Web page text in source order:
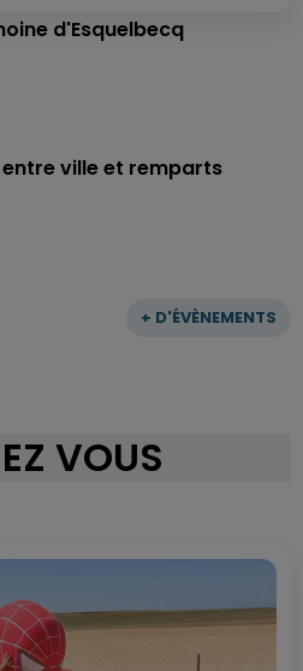
+ D'ÉVÈNEMENTS
d'Esquelbecq
entre ville et remparts
VOUS